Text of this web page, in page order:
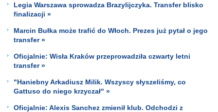
Legia Warszawa sprowadza Brazylijczyka. Transfer blisko
finalizacji »
Marcin Bułka może trafić do Włoch. Prezes już pytał o jego
transfer »
Oficjalnie: Wisła Kraków przeprowadziła czwarty letni
transfer »
"Haniebny Arkadiusz Milik. Wszyscy słyszeliśmy, co
Gattuso do niego krzyczał" »
Oficjalnie: Alexis Sanchez zmienił klub. Odchodzi z